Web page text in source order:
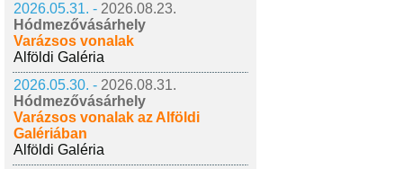
2026.05.31. - 2026.08.23.
Hódmezővásárhely
Varázsos vonalak
Alföldi Galéria
2026.05.30. - 2026.08.31.
Hódmezővásárhely
Varázsos vonalak az Alföldi
Galériában
Alföldi Galéria